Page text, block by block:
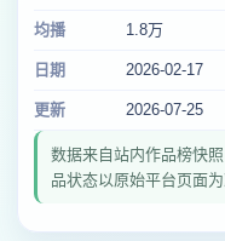
均播 1.8万
日期 2026-02-17
更新 2026-07-25
数据来自站内作品榜快
品状态以原始平台页面为